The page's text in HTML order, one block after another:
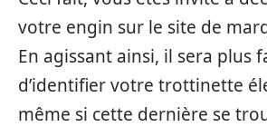
votre engin sur le site de
En agissant ainsi, il sera plus
d’identifier votre trottinette
même si cette dernière se